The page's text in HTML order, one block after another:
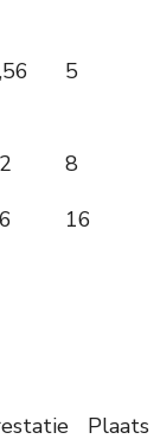
5
8
16
Plaats